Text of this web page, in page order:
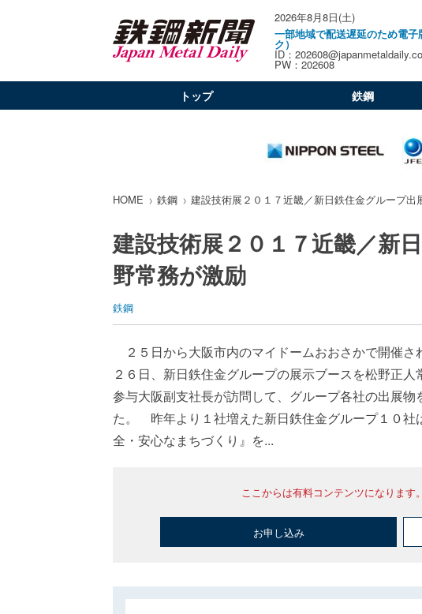
2026年8月8日(土)
一部地域で配送遅延のため電
ク）
ID：
PW：202608
トップ 鉄鋼
HOME 鉄鋼 建設技術展２０１７近畿／新日鉄住金グループ出
建設技術展２０１７近畿／新
野常務が激励
鉄鋼
２５日から大阪市内のマイドームおおさかで開催
２６日、新日鉄住金グループの展示ブースを松野正
参与大阪副支社長が訪問して、グループ各社の出展
た。 昨年より１社増えた新日鉄住金グループ１０社
全・安心なまちづくり』を...
ここからは有料コンテンツになります
お申し込み